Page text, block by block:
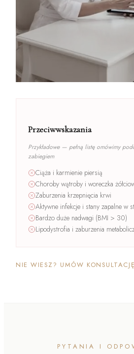
Przeciwwskazania
Przykładowe — pełną listę omówimy
zabiegiem
Ciąża i karmienie piersią
Choroby wątroby i woreczka
Zaburzenia krzepnięcia krwi
Aktywne infekcje i stany zapalne w
Bardzo duże nadwagi (BMI > 30)
Lipodystrofia i zaburzenia
NIE WIESZ? UMÓW KONSULTACJĘ
PYTANIA I